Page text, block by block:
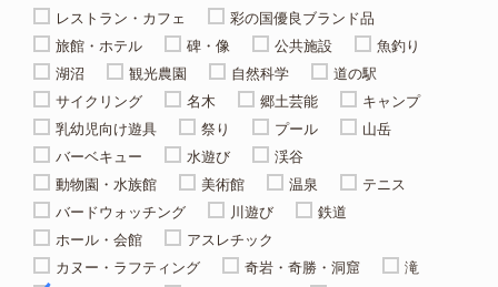
レストラン・カフェ
彩の国優良ブランド品
旅館・ホテル
碑・像 公共施設
魚釣り
湖沼
観光農園 自然科学
道の駅
サイクリング
名木 郷土芸能
キャンプ
乳幼児向け遊具
祭り プール
山岳
バーベキュー
水遊び
渓谷
動物園・水族館
美術館 温泉
テニス
バードウォッチング
川遊び
鉄道
ホール・会館
アスレチック
カヌー・ラフティング
奇岩・奇勝・洞窟
滝